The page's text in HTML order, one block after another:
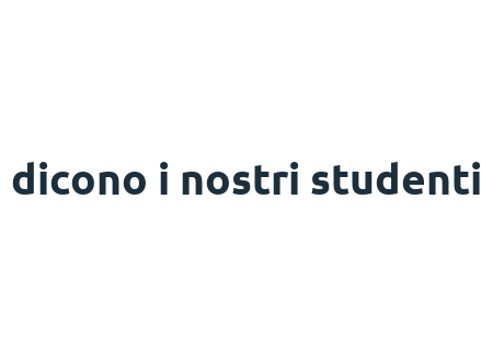
dicono i nostri studenti